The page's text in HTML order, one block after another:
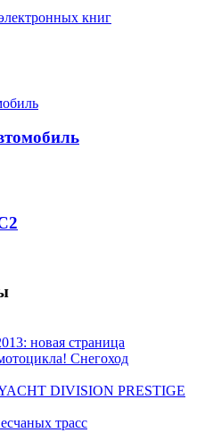
книг
новая страница
Снегоход
DIVISION PRESTIGE
трасс